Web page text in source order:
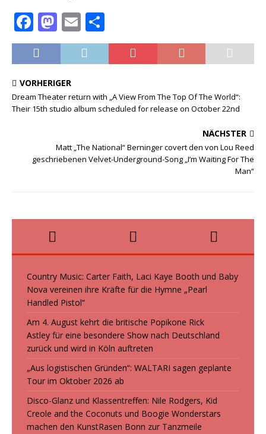
F
a
c
e
b
o
k
M
a
st
o
d
o
E
m
ai
ei
le
VORHERIGER
Dream Theater return with „A View From The Top Of The World“:
Their 15th studio album scheduled for release on October 22nd
NÄCHSTER
Matt „The National“ Berninger covert den von Lou Reed
geschriebenen Velvet-Underground-Song „I’m Waiting For The
Man“
Country Music: Carter Faith, Laci Kaye Booth und Baby
Nova vereinen ihre Kräfte für die Hymne „Pearl
Handled Pistol“
Am 4. August kehrt die britische Popikone Rick
Astley für eine besondere Show nach Deutschland
zurück und wird in Köln auftreten
„Aus logistischen Gründen“: WALTARI sagen geplante
Tour im Oktober 2026 ab
Disco-Glanz und Klassentreffen: Nile Rodgers, Kid
Creole and the Coconuts und Boogie Wonderstars
machen den KunstRasen Bonn zur Tanzmeile